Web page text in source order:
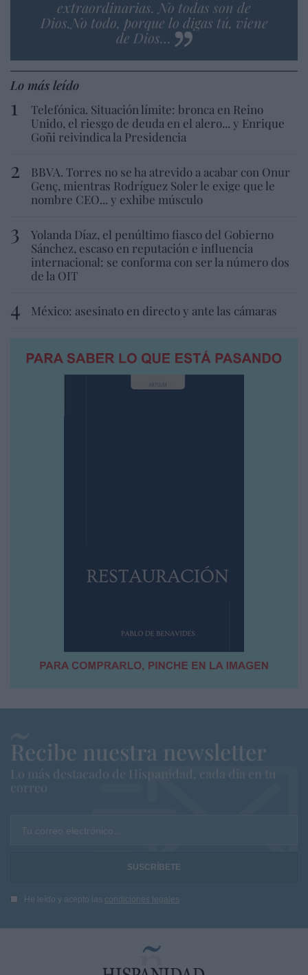
extraordinarias. No todas son de
Dios.No todo, porque lo digas tú, viene
de Dios…
Lo más leído
Telefónica. Situación límite: bronca en Reino
Unido, el riesgo de deuda en el alero... y Enrique
Goñi reivindica la Presidencia
BBVA. Torres no se ha atrevido a acabar con Onur
Genç, mientras Rodríguez Soler le exige que le
nombre CEO... y exhibe músculo
Yolanda Díaz, el penúltimo fiasco del Gobierno
Sánchez, escaso en reputación e influencia
internacional: se conforma con ser la número dos
de la OIT
México: asesinato en directo y ante las cámaras
Recibe nuestra newsletter
Lo más destacado de Hispanidad, cada dia en tu
correo
Tu correo electrónico...
He leído y acepto las condiciones legales